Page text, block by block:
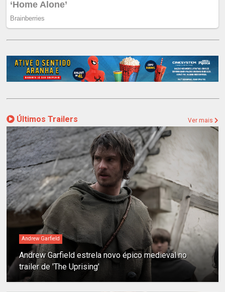
Últimos Trailers Ver mais
Andrew Garfield
Andrew Garfield estrela novo épico medieval no
trailer de 'The Uprising'